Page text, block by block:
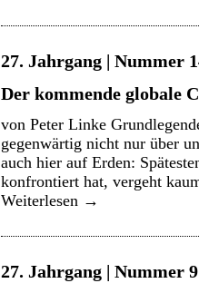
27. Jahrgang | Nummer
Der kommende globale
von Peter Linke
gegenwärtig nicht nur über
auch hier auf Erden:
konfrontiert hat, vergeht
Weiterlesen →
27. Jahrgang | Nummer